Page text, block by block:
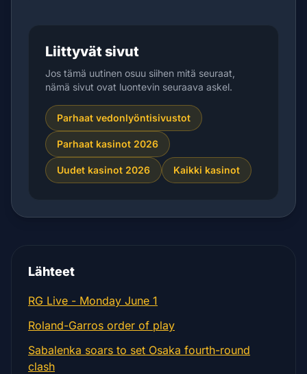
Liittyvät sivut
Jos tämä uutinen osuu siihen mitä seuraat,
nämä sivut ovat luontevin seuraava askel.
Parhaat vedonlyöntisivustot
Parhaat kasinot 2026
Uudet kasinot 2026 Kaikki kasinot
Lähteet
RG Live - Monday June 1
Roland-Garros order of play
Sabalenka soars to set Osaka fourth-round
clash